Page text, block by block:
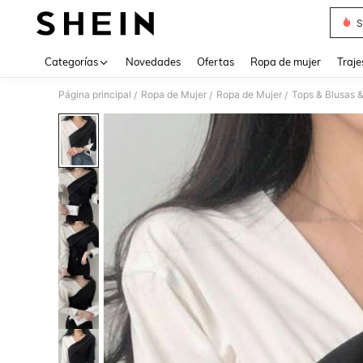
Categorías Novedades Ofertas Ropa de mujer
Página principal / Ropa de Mujer / Ropa de Mujer / Tops & Blusas